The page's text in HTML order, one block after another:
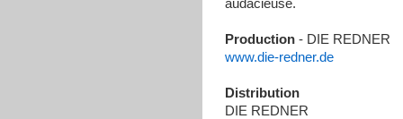
audacieuse.
Production - DIE REDNER
www.die-redner.de
Distribution
DIE REDNER